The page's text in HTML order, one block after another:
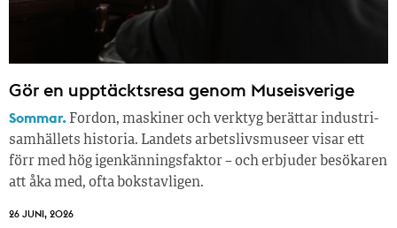
Gör en upptäcktsresa genom Museisverige
Sommar. Fordon, maskiner och verktyg berättar industri­
samhällets historia. Landets arbetslivsmuseer visar ett
förr med hög igenkänningsfaktor – och erbjuder besökaren
att åka med, ofta bokstavligen.
26 JUNI, 2026